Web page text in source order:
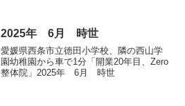
2025年 6月 時世
愛媛県西条市立徳田小学校、隣の西山学
園幼稚園から車で1分「開業20年目、Zero
整体院」2025年 6月 時世